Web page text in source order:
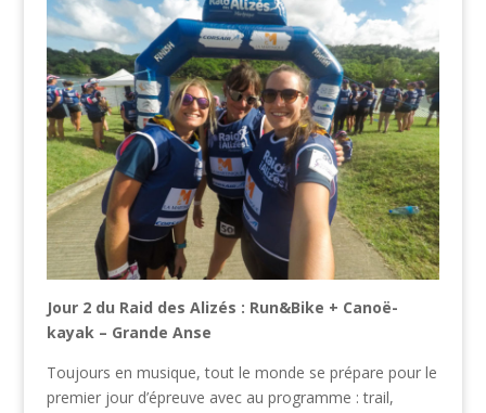
Jour 2 du Raid des Alizés : Run&Bike + Canoë-
kayak – Grande Anse
Toujours en musique, tout le monde se prépare pour le
premier jour d’épreuve avec au programme : trail,